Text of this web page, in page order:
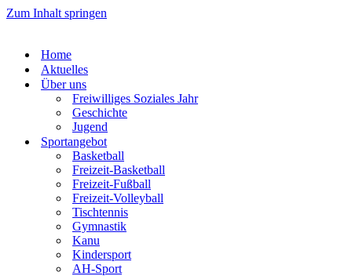
Zum Inhalt springen
Home
Aktuelles
Über uns
Freiwilliges Soziales Jahr
Geschichte
Jugend
Sportangebot
Basketball
Freizeit-Basketball
Freizeit-Fußball
Freizeit-Volleyball
Tischtennis
Gymnastik
Kanu
Kindersport
AH-Sport